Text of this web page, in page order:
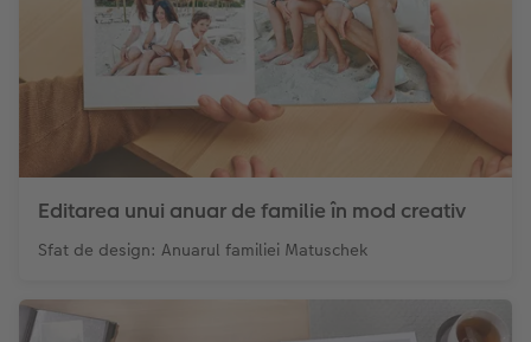
Editarea unui anuar de familie în mod creativ
Sfat de design: Anuarul familiei Matuschek